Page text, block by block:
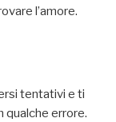
l’amore.
tentativi e ti
qualche errore.